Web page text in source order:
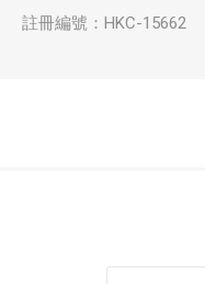
註冊編號：HKC-15662